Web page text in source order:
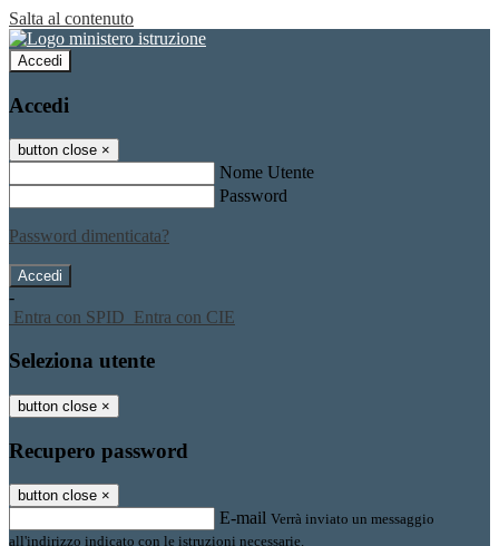
Salta al contenuto
Accedi
Accedi
button close ×
Nome Utente
Password
Password dimenticata?
-
Entra con SPID Entra con CIE
Seleziona utente
button close ×
Recupero password
button close ×
E-mail Verrà inviato un messaggio
all'indirizzo indicato con le istruzioni necessarie.